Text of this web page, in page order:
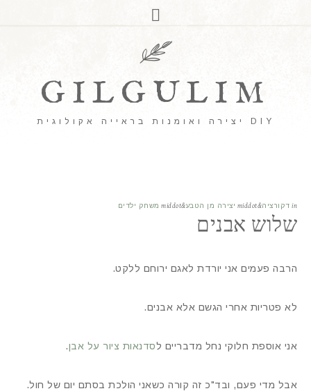
GILGULIM
DIY יצירה ואומנות בראייה אקולוגית
in דקורציה&middot יצירה מן הטבע&middot משחק ילדים
שלוש אבנים
הרבה פעמים אני יורדת לאגם ירוחם ללקט.
לא פטריות אחרי הגשם אלא אבנים.
אני אוספת חלוקי נחל מדבריים לסדנאות ציור על אבן.
אבל מדי פעם, ובד"כ זה קורה כשאני הולכת בסתם יום של חול.